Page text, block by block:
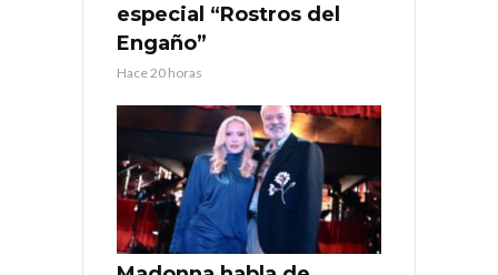
especial “Rostros del
Engaño”
Hace 20 horas